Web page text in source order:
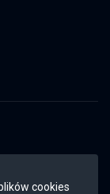
cookies